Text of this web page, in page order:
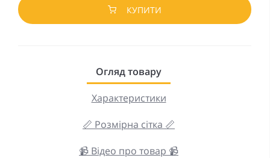
КУПИТИ
Огляд товару
Характеристики
📏 Розмірна сітка 📏
📹 Відео про товар 📹